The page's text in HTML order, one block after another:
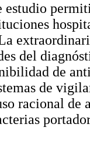
estudio
del
de
de
racional